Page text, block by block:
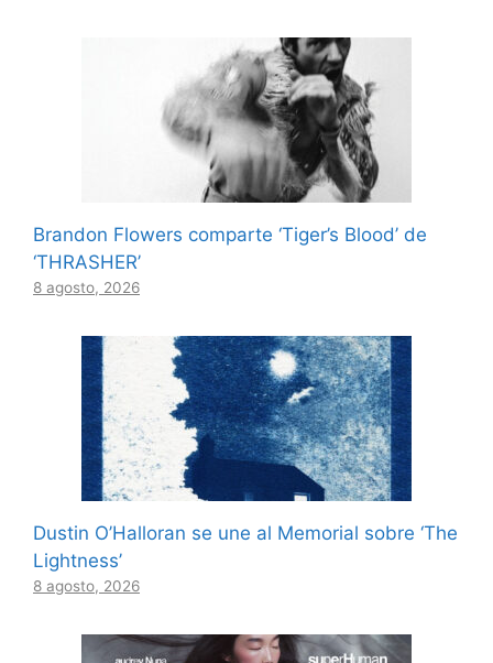
Brandon Flowers comparte ‘Tiger’s Blood’ de
‘THRASHER’
8 agosto, 2026
Dustin O’Halloran se une al Memorial sobre ‘The
Lightness’
8 agosto, 2026